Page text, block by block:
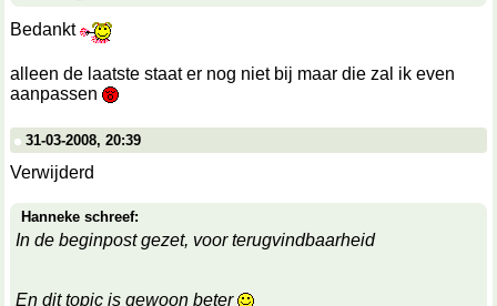
Bedankt
alleen de laatste staat er nog niet bij maar die zal ik even
aanpassen
31-03-2008, 20:39
Verwijderd
Hanneke schreef:
In de beginpost gezet, voor terugvindbaarheid
En dit topic is gewoon beter